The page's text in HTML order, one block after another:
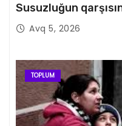
Susuzluğun
Avq 5, 2026
TOPLUM